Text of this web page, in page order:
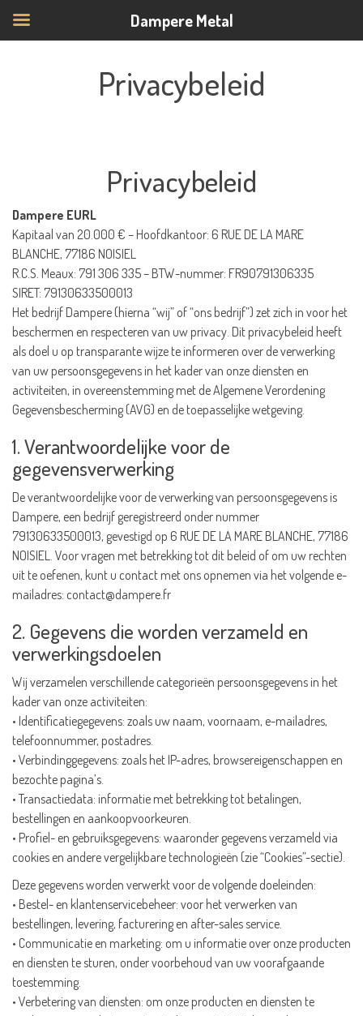
Privacybeleid
Privacybeleid
Dampere EURL
Kapitaal van 20.000 € – Hoofdkantoor: 6 RUE DE LA MARE
BLANCHE, 77186 NOISIEL
R.C.S. Meaux: 791 306 335 – BTW-nummer: FR90791306335
SIRET: 79130633500013
Het bedrijf Dampere (hierna “wij” of “ons bedrijf”) zet zich in voor het
beschermen en respecteren van uw privacy. Dit privacybeleid heeft
als doel u op transparante wijze te informeren over de verwerking
van uw persoonsgegevens in het kader van onze diensten en
activiteiten, in overeenstemming met de Algemene Verordening
Gegevensbescherming (AVG) en de toepasselijke wetgeving.
1. Verantwoordelijke voor de
gegevensverwerking
De verantwoordelijke voor de verwerking van persoonsgegevens is
Dampere, een bedrijf geregistreerd onder nummer
79130633500013, gevestigd op 6 RUE DE LA MARE BLANCHE, 77186
NOISIEL. Voor vragen met betrekking tot dit beleid of om uw rechten
uit te oefenen, kunt u contact met ons opnemen via het volgende e-
mailadres: contact@dampere.fr
2. Gegevens die worden verzameld en
verwerkingsdoelen
Wij verzamelen verschillende categorieën persoonsgegevens in het
kader van onze activiteiten:
• Identificatiegegevens: zoals uw naam, voornaam, e-mailadres,
telefoonnummer, postadres.
• Verbindinggegevens: zoals het IP-adres, browsereigenschappen en
bezochte pagina’s.
• Transactiedata: informatie met betrekking tot betalingen,
bestellingen en aankoopvoorkeuren.
• Profiel- en gebruiksgegevens: waaronder gegevens verzameld via
cookies en andere vergelijkbare technologieën (zie “Cookies”-sectie).
Deze gegevens worden verwerkt voor de volgende doeleinden:
• Bestel- en klantenservicebeheer: voor het verwerken van
bestellingen, levering, facturering en after-sales service.
• Communicatie en marketing: om u informatie over onze producten
en diensten te sturen, onder voorbehoud van uw voorafgaande
toestemming.
• Verbetering van diensten: om onze producten en diensten te
Dampere Metal